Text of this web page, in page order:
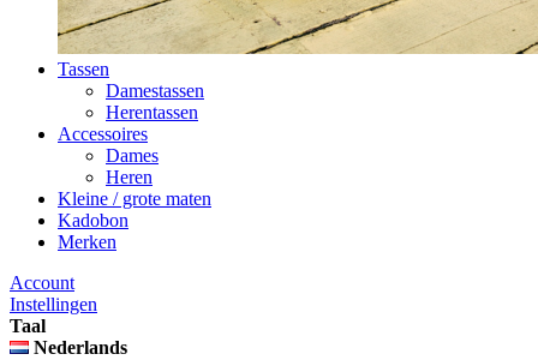
Tassen
Damestassen
Herentassen
Accessoires
Dames
Heren
Kleine / grote maten
Kadobon
Merken
Account
Instellingen
Taal
Nederlands